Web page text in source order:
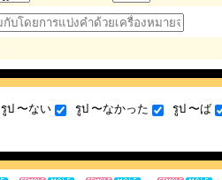
รูป 〜ない รูป 〜なかった รูป 〜ば